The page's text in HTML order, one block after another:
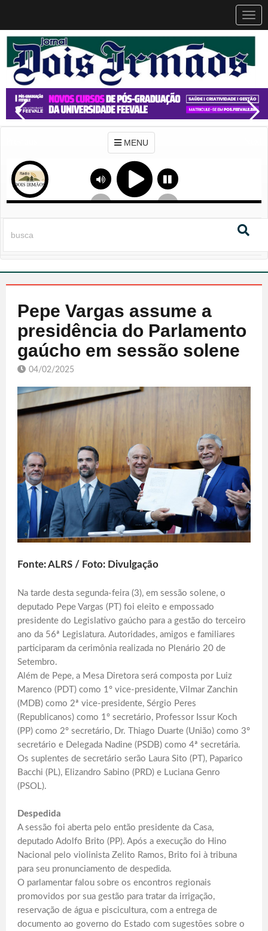
MENU
Pepe Vargas assume a
presidência do Parlamento
gaúcho em sessão solene
04/02/2025
Fonte: ALRS / Foto: Divulgação
Na tarde desta segunda-feira (3), em sessão solene, o
deputado Pepe Vargas (PT) foi eleito e empossado
presidente do Legislativo gaúcho para a gestão do terceiro
ano da 56ª Legislatura. Autoridades, amigos e familiares
participaram da cerimônia realizada no Plenário 20 de
Setembro.
Além de Pepe, a Mesa Diretora será composta por Luiz
Marenco (PDT) como 1º vice-presidente, Vilmar Zanchin
(MDB) como 2ª vice-presidente, Sérgio Peres
(Republicanos) como 1º secretário, Professor Issur Koch
(PP) como 2º secretário, Dr. Thiago Duarte (União) como 3º
secretário e Delegada Nadine (PSDB) como 4ª secretária.
Os suplentes de secretário serão Laura Sito (PT), Paparico
Bacchi (PL), Elizandro Sabino (PRD) e Luciana Genro
(PSOL).
Despedida
A sessão foi aberta pelo então presidente da Casa,
deputado Adolfo Brito (PP). Após a execução do Hino
Nacional pelo violinista Zelito Ramos, Brito foi à tribuna
para seu pronunciamento de despedida.
O parlamentar falou sobre os encontros regionais
promovidos por sua gestão para tratar da irrigação,
reservação de água e piscicultura, com a entrega de
documento ao governo do Estado com sugestões sobre o